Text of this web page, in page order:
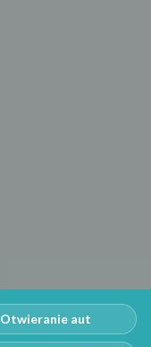
Otwieranie aut